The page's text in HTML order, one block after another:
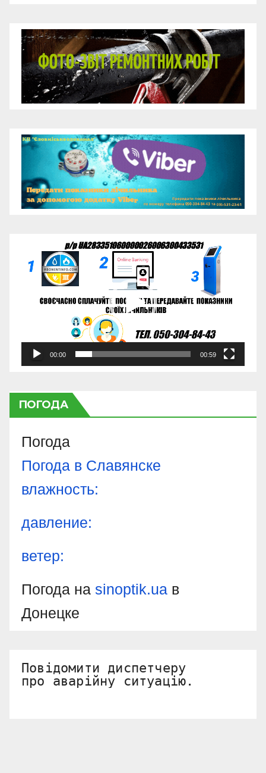
Відеопрогравач
00:00 00:59
ПОГОДА
Погода
Погода в Славянске
влажность:
давление:
ветер:
Погода на sinoptik.ua в
Донецке
Повідомити диспетчеру
про аварійну ситуацію.